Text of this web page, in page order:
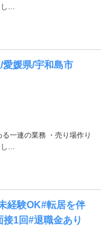
…
媛県/宇和島市
一連の業務 ・売り場作り
…
経験OK#転居を伴
1回#退職金あり